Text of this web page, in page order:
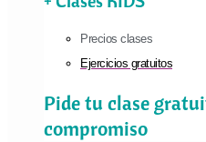
Precios clases
Ejercicios gratuitos
Pide tu clase
compromiso